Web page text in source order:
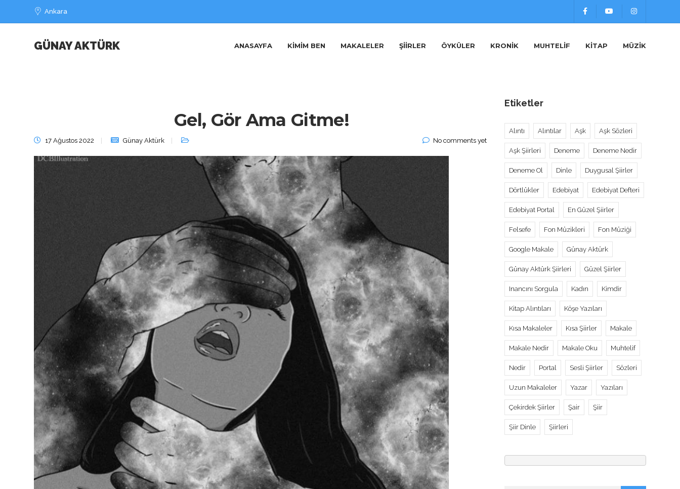
Ankara
GÜNAY AKTÜRK ANASAYFA KIMIM BEN MAKALELER ŞIIRLER ÖYKÜLER KRONIK MUHTELIF KITAP MÜZIK
Gel, Gör Ama Gitme!
17 Ağustos 2022 Günay Aktürk No comments yet
Etiketler
Alıntı Alıntılar Aşk Aşk Sözleri
Aşk Şiirleri Deneme Deneme Nedir
Deneme Ol Dinle Duygusal Şiirler
Dörtlükler Edebiyat Edebiyat Defteri
Edebiyat Portal En Güzel Şiirler
Felsefe Fon Müzikleri Fon Müziği
Google Makale Günay Aktürk
Günay Aktürk Şiirleri Güzel Şiirler
Inancını Sorgula Kadın Kimdir
Kitap Alıntıları Köşe Yazıları
Kısa Makaleler Kısa Şiirler Makale
Makale Nedir Makale Oku Muhtelif
Nedir Portal Sesli Şiirler Sözleri
Uzun Makaleler Yazar Yazıları
Çekirdek Şiirler Şair Şiir
Şiir Dinle Şiirleri